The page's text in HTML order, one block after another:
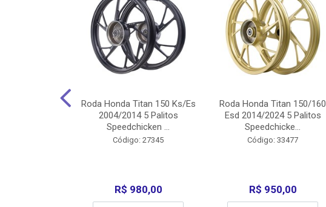
Roda Honda Titan 150 Ks/Es
2004/2014 5 Palitos
Speedchicken ...
Código: 27345
R$ 980,00
Roda Honda Titan 150/160
Esd 2014/2024 5 Palitos
Speedchicke...
Código: 33477
R$ 950,00